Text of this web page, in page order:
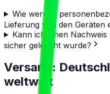
Wie werden
Lieferung von den Geräten
Kann ich einen
sicher gelöscht wurde?
Versand:
weltweit